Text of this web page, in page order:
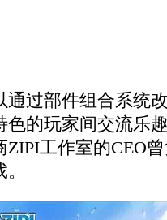
过部件组合系统
色的玩家间交流乐
工作室的CEO